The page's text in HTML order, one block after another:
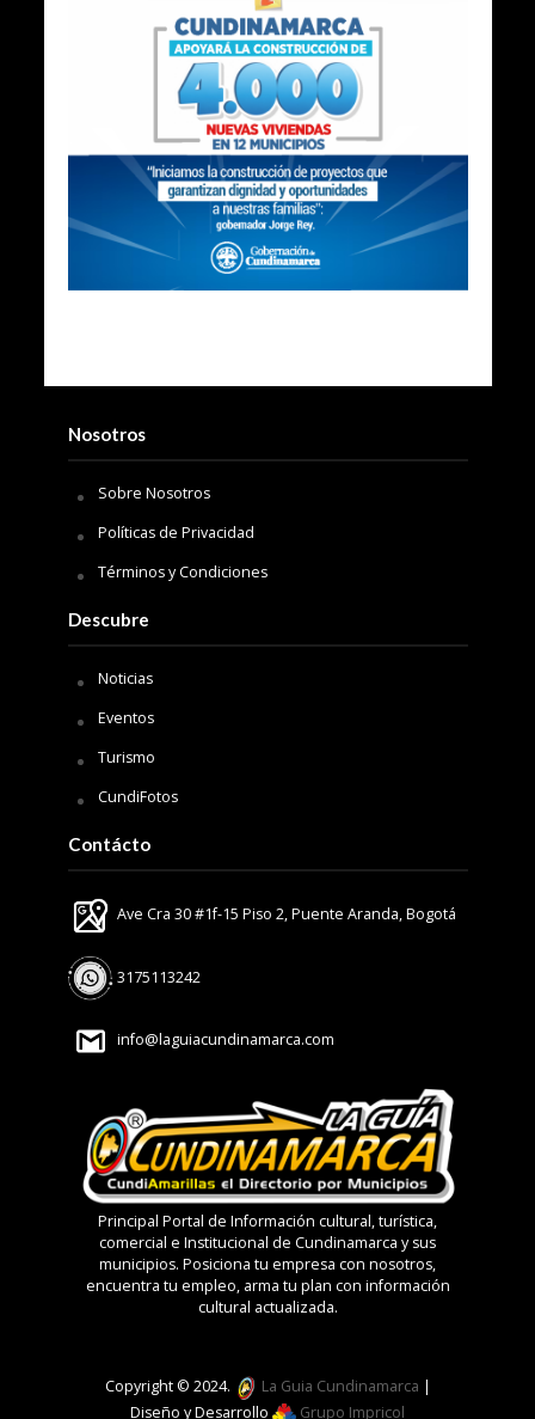
Nosotros
Sobre Nosotros
Políticas de Privacidad
Términos y Condiciones
Descubre
Noticias
Eventos
Turismo
CundiFotos
Contácto
Ave Cra 30 #1f-15 Piso 2, Puente Aranda, Bogotá
3175113242
info@laguiacundinamarca.com
Principal Portal de Información cultural, turística,
comercial e Institucional de Cundinamarca y sus
municipios. Posiciona tu empresa con nosotros,
encuentra tu empleo, arma tu plan con información
cultural actualizada.
Copyright © 2024. La Guia Cundinamarca |
Diseño y Desarrollo
Grupo Impricol